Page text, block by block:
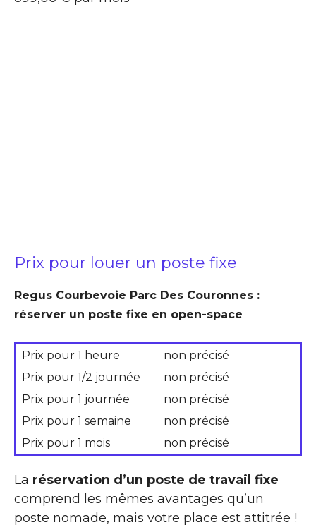
Prix pour louer un poste fixe
Regus Courbevoie Parc Des Couronnes :
réserver un poste fixe en open-space
Prix pour 1 heure
non précisé
Prix pour 1/2 journée
non précisé
Prix pour 1 journée
non précisé
Prix pour 1 semaine
non précisé
Prix pour 1 mois
non précisé
La réservation d’un poste de travail fixe
comprend les mêmes avantages qu’un
poste nomade, mais votre place est attitrée !